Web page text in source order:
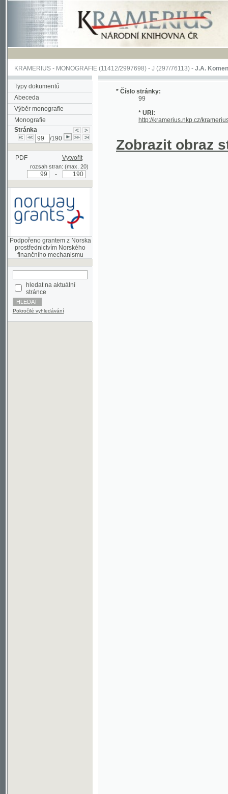
KRAMERIUS-MONOGRAFIE(11412/2997698) -J (297/76113)-J.A. Komenského
Typy dokumentů
Abeceda
Výběr monografie
Monografie
Stránka
/190
PDF Vytvořit
rozsah stran: (max. 20)
Podpořeno grantem z Norska
prostřednictvím Norského
hledat na aktuální
stránce
Pokročilé vyhledávání
* Číslo stránky:
99
* URI:
http://kramerius.nkp.cz/kramerius/